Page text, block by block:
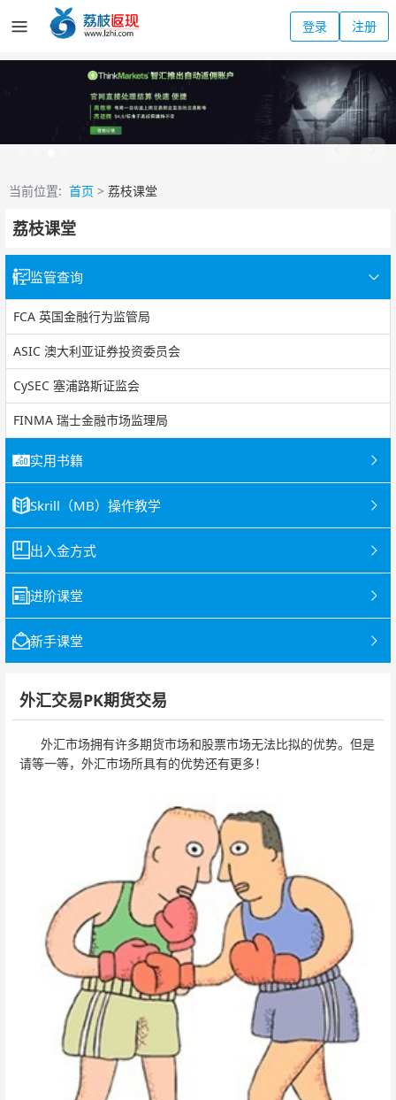
登录 注册
当前位置: 首页 > 荔枝课堂
荔枝课堂
监管查询
FCA 英国金融行为监管局
ASIC 澳大利亚证券投资委员会
CySEC 塞浦路斯证监会
FINMA 瑞士金融市场监理局
实用书籍
Skrill（MB）操作教学
出入金方式
进阶课堂
新手课堂
外汇交易PK期货交易
外汇市场拥有许多期货市场和股票市场无法比拟的优势。但是
请等一等，外汇市场所具有的优势还有更多！